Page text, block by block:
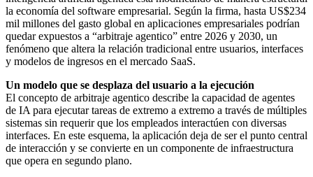
la economía del software empresarial. Según la firma, hasta US$234
mil millones del gasto global en aplicaciones empresariales podrían
quedar expuestos a “arbitraje agentico” entre 2026 y 2030, un
fenómeno que altera la relación tradicional entre usuarios, interfaces
y modelos de ingresos en el mercado SaaS.
Un modelo que se desplaza del usuario a la ejecución
El concepto de arbitraje agentico describe la capacidad de agentes
de IA para ejecutar tareas de extremo a extremo a través de múltiples
sistemas sin requerir que los empleados interactúen con diversas
interfaces. En este esquema, la aplicación deja de ser el punto central
de interacción y se convierte en un componente de infraestructura
que opera en segundo plano.